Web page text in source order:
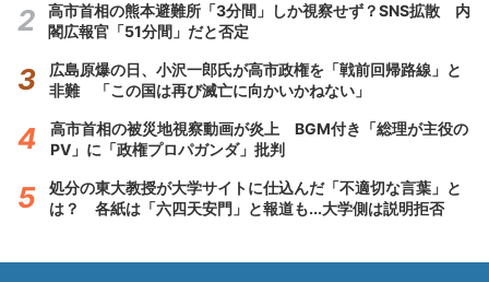
高市首相の熊本避難所「3分間」しか視察せず？SNS拡散 内
閣広報官「51分間」だと否定
広島原爆の日、小沢一郎氏が高市政権を「戦前回帰路線」と
非難 「この国は再び滅亡に向かいかねない」
高市首相の被災地視察動画が炎上 BGM付き「総理が主役の
PV」に「政権プロパガンダ」批判
処分の東大教授が大学サイトに仕込んだ「不適切な言葉」と
は？ 各紙は「六四天安門」と報道も...大学側は説明拒否